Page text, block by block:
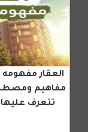
العقار
مفاهيم
تتعرف عليها